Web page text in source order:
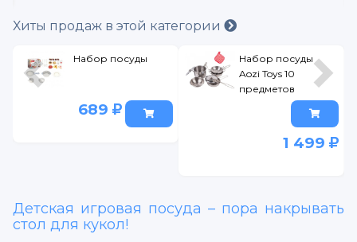
Хиты продаж в этой категории
Набор посуды
689
Набор посуды
Aozi Toys 10
предметов
1 499
Детская игровая посуда – пора накрывать
стол для кукол!